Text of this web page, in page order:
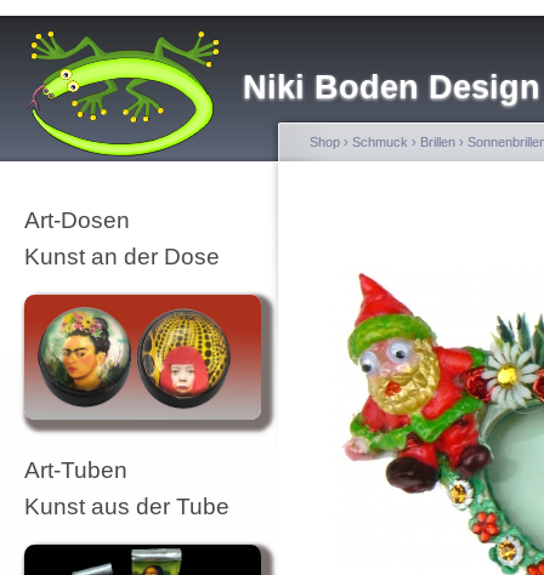
Niki Boden Design
Art-Dosen
Kunst an der Dose
Art-Tuben
Kunst aus der Tube
Shop › Schmuck › Brillen ›